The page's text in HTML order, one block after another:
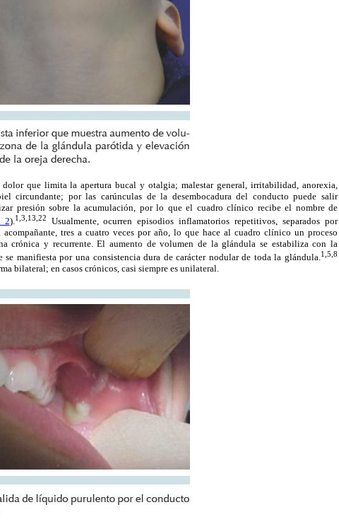
que limita la apertura bucal y otalgia; malestar general, irritabilidad, anorexia,
circundante; por las carúnculas de la desembocadura del conducto puede salir
presión sobre la acumulación, por lo que el cuadro clínico recibe el nombre de
2).1,3,13,22
Usualmente, ocurren episodios inflamatorios repetitivos, separados por
tres a cuatro veces por año, lo que hace al cuadro clínico un proceso
crónica y recurrente. El aumento de volumen de la glándula se estabiliza con la
manifiesta por una consistencia dura de carácter nodular de toda la glándula.1,5,8
bilateral; en casos crónicos, casi siempre es unilateral.